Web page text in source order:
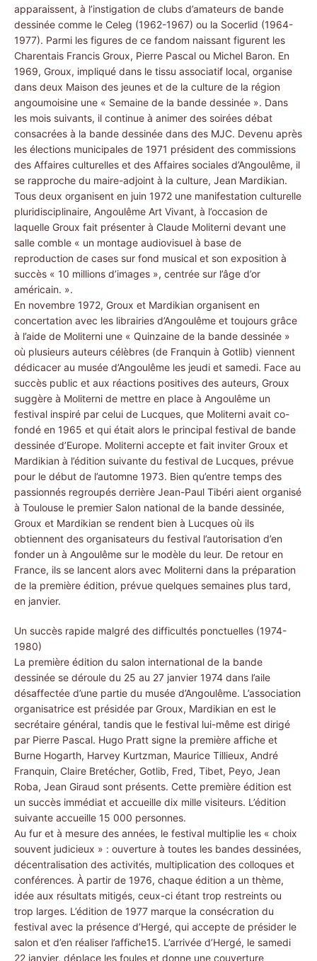
apparaissent, à l’instigation de clubs d’amateurs de bande
dessinée comme le Celeg (1962-1967) ou la Socerlid (1964-
1977). Parmi les figures de ce fandom naissant figurent les
Charentais Francis Groux, Pierre Pascal ou Michel Baron. En
1969, Groux, impliqué dans le tissu associatif local, organise
dans deux Maison des jeunes et de la culture de la région
angoumoisine une « Semaine de la bande dessinée ». Dans
les mois suivants, il continue à animer des soirées débat
consacrées à la bande dessinée dans des MJC. Devenu après
les élections municipales de 1971 président des commissions
des Affaires culturelles et des Affaires sociales d’Angoulême, il
se rapproche du maire-adjoint à la culture, Jean Mardikian.
Tous deux organisent en juin 1972 une manifestation culturelle
pluridisciplinaire, Angoulême Art Vivant, à l’occasion de
laquelle Groux fait présenter à Claude Moliterni devant une
salle comble « un montage audiovisuel à base de
reproduction de cases sur fond musical et son exposition à
succès « 10 millions d’images », centrée sur l’âge d’or
américain. ».
En novembre 1972, Groux et Mardikian organisent en
concertation avec les librairies d’Angoulême et toujours grâce
à l’aide de Moliterni une « Quinzaine de la bande dessinée »
où plusieurs auteurs célèbres (de Franquin à Gotlib) viennent
dédicacer au musée d’Angoulême les jeudi et samedi. Face au
succès public et aux réactions positives des auteurs, Groux
suggère à Moliterni de mettre en place à Angoulême un
festival inspiré par celui de Lucques, que Moliterni avait co-
fondé en 1965 et qui était alors le principal festival de bande
dessinée d’Europe. Moliterni accepte et fait inviter Groux et
Mardikian à l’édition suivante du festival de Lucques, prévue
pour le début de l’automne 1973. Bien qu’entre temps des
passionnés regroupés derrière Jean-Paul Tibéri aient organisé
à Toulouse le premier Salon national de la bande dessinée,
Groux et Mardikian se rendent bien à Lucques où ils
obtiennent des organisateurs du festival l’autorisation d’en
fonder un à Angoulême sur le modèle du leur. De retour en
France, ils se lancent alors avec Moliterni dans la préparation
de la première édition, prévue quelques semaines plus tard,
en janvier.
Un succès rapide malgré des difficultés ponctuelles (1974-
1980)
La première édition du salon international de la bande
dessinée se déroule du 25 au 27 janvier 1974 dans l’aile
désaffectée d’une partie du musée d’Angoulême. L’association
organisatrice est présidée par Groux, Mardikian en est le
secrétaire général, tandis que le festival lui-même est dirigé
par Pierre Pascal. Hugo Pratt signe la première affiche et
Burne Hogarth, Harvey Kurtzman, Maurice Tillieux, André
Franquin, Claire Bretécher, Gotlib, Fred, Tibet, Peyo, Jean
Roba, Jean Giraud sont présents. Cette première édition est
un succès immédiat et accueille dix mille visiteurs. L’édition
suivante accueille 15 000 personnes.
Au fur et à mesure des années, le festival multiplie les « choix
souvent judicieux » : ouverture à toutes les bandes dessinées,
décentralisation des activités, multiplication des colloques et
conférences. À partir de 1976, chaque édition a un thème,
idée aux résultats mitigés, ceux-ci étant trop restreints ou
trop larges. L’édition de 1977 marque la consécration du
festival avec la présence d’Hergé, qui accepte de présider le
salon et d’en réaliser l’affiche15. L’arrivée d’Hergé, le samedi
22 janvier, déplace les foules et donne une couverture